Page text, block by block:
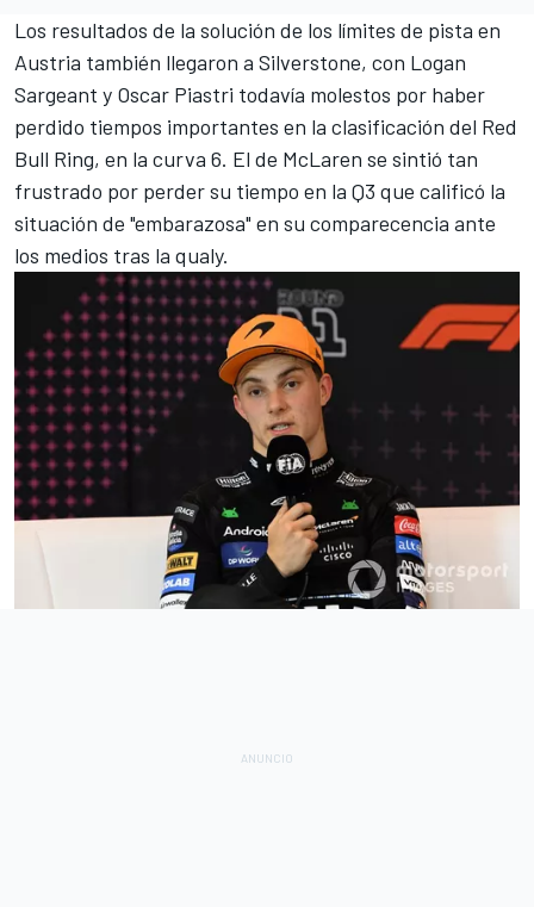
Los resultados de la solución de los límites de pista en
Austria también llegaron a Silverstone, con Logan
Sargeant y Oscar Piastri todavía molestos por haber
perdido tiempos importantes en la clasificación del Red
Bull Ring, en la curva 6. El de McLaren se sintió tan
frustrado por perder su tiempo en la Q3 que calificó la
situación de "embarazosa" en su comparecencia ante
los medios tras la qualy.